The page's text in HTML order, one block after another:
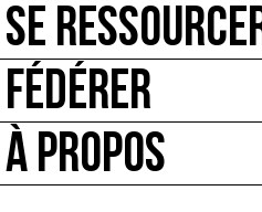
SE
FÉDÉRER
À PROPOS